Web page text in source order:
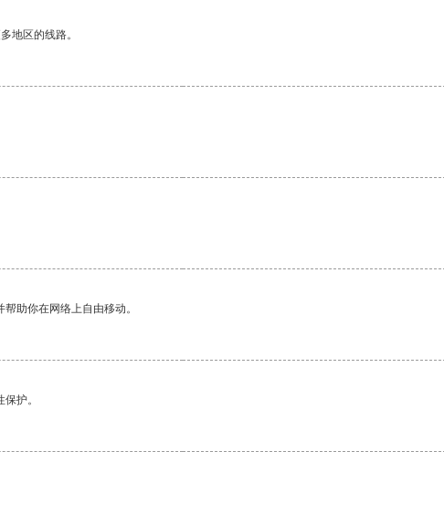
地区的线路。
助你在网络上自由移动。
护。